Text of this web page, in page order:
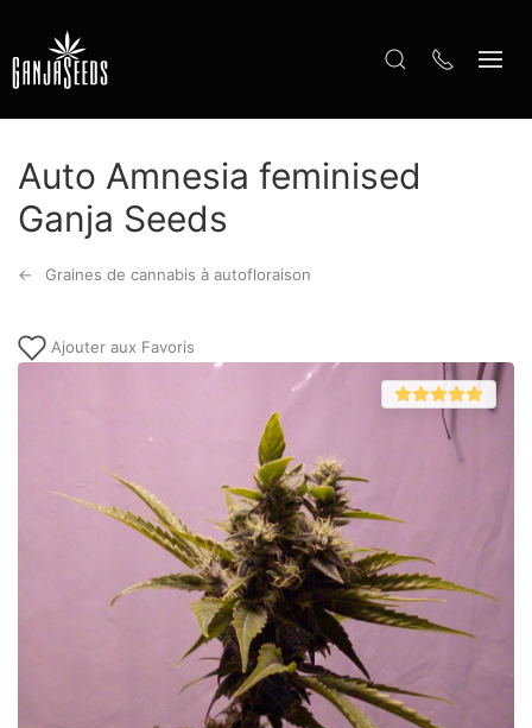
Auto Amnesia feminised
Ganja Seeds
Graines de cannabis à autofloraison
Ajouter aux Favoris